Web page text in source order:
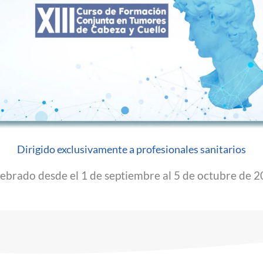
Dirigido exclusivamente a profesionales sanitarios
desde el 1 de septiembre al 5 de octubre de